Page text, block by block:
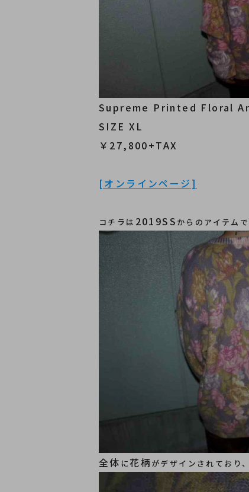
Supreme Printed Floral
SIZE XL
￥27,800+TAX
[オンラインページ]
コチラは 2019SS からのアイテムで
全体 に花柄 がデザインされており、